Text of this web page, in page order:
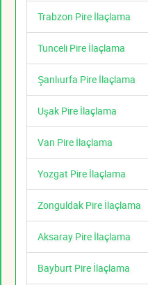
Trabzon Pire İlaçlama
Tunceli Pire İlaçlama
Şanlıurfa Pire İlaçlama
Uşak Pire İlaçlama
Van Pire İlaçlama
Yozgat Pire İlaçlama
Zonguldak Pire İlaçlama
Aksaray Pire İlaçlama
Bayburt Pire İlaçlama